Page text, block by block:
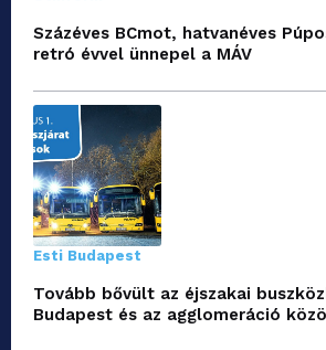
Százéves BCmot, hatvanéves
retró évvel ünnepel a MÁV
Esti Budapest
Tovább bővült az éjszakai
Budapest és az agglomeráció